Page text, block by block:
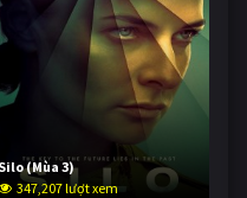
Silo (Mùa 3)
347,207 lượt xem